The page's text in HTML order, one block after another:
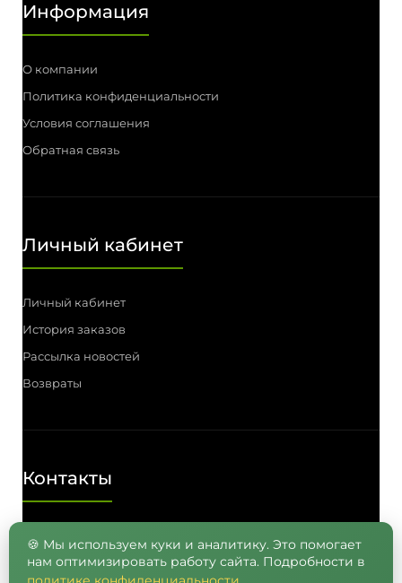
Информация
О компании
Политика конфиденциальности
Условия соглашения
Обратная связь
Личный кабинет
Личный кабинет
История заказов
Рассылка новостей
Возвраты
Контакты
8 (962) 050-05-65, 8 (965) 875-75-55
🍪 Мы используем куки и аналитику. Это помогает
нам оптимизировать работу сайта. Подробности в